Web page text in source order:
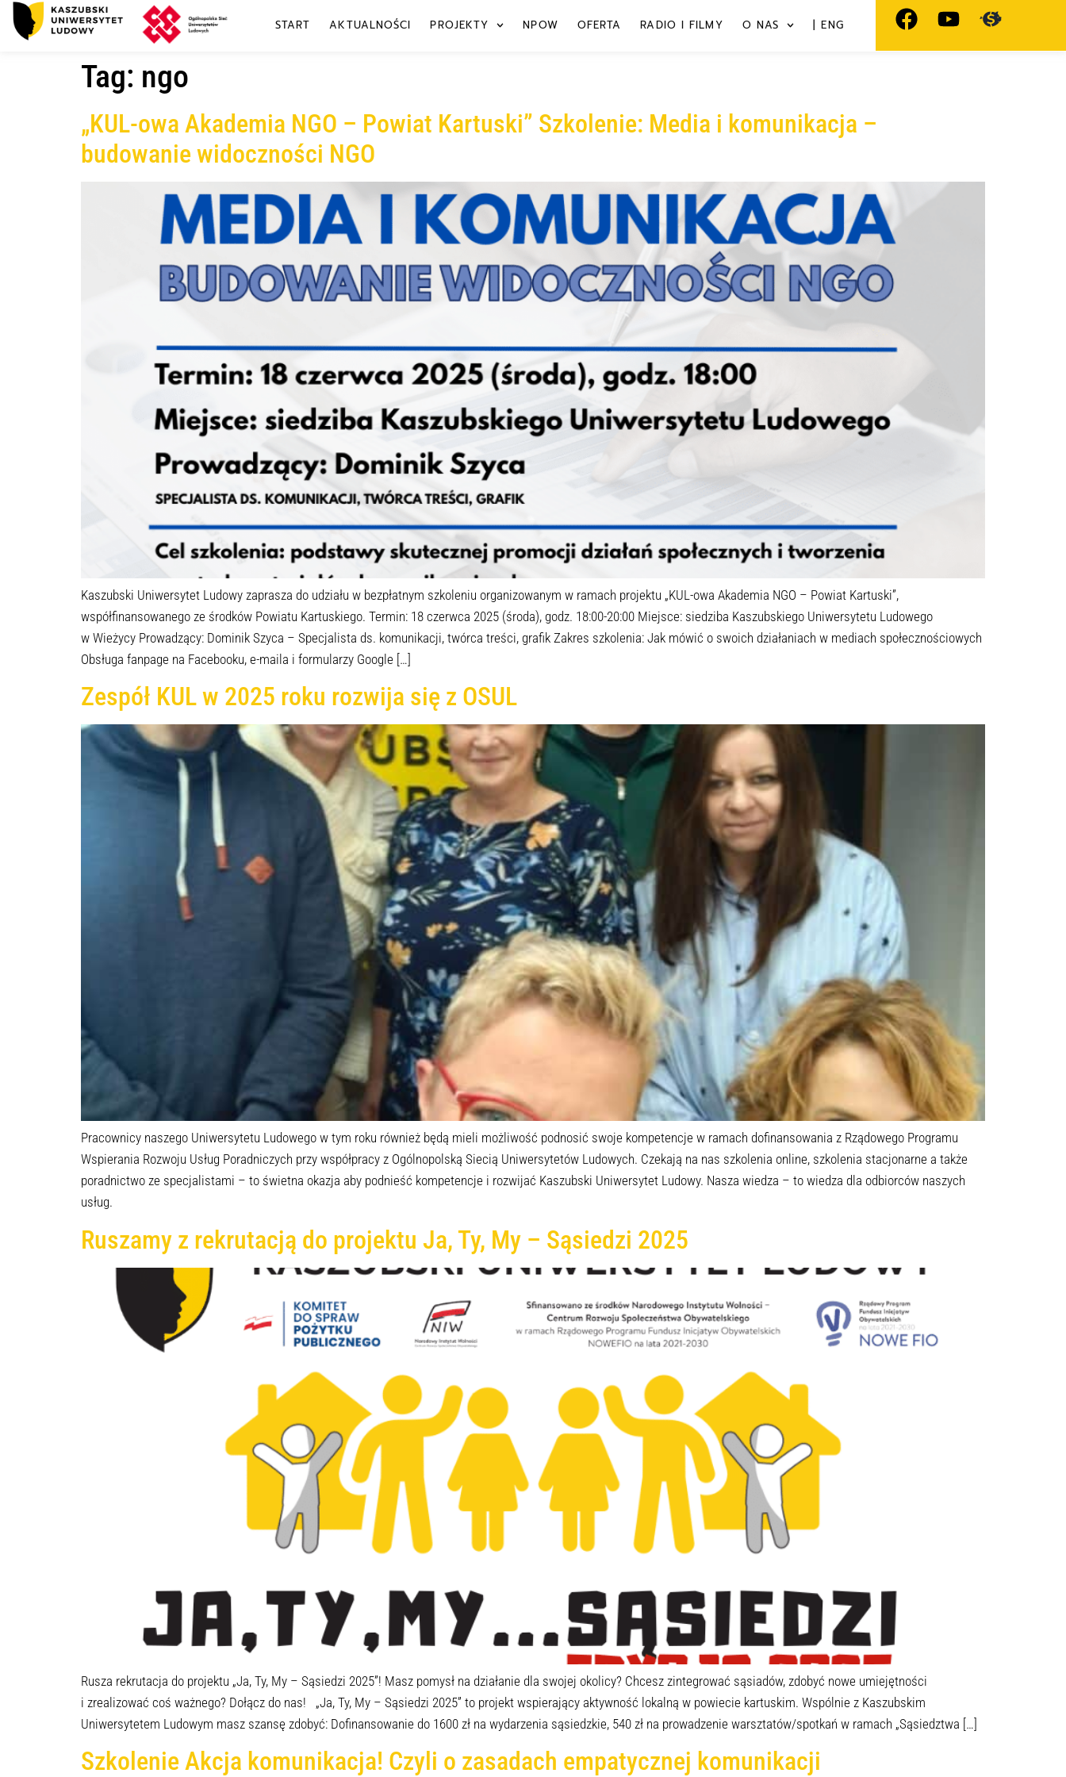
START AKTUALNOŚCI PROJEKTY NPOW OFERTA RADIO I FILMY O NAS | ENG
Tag: ngo
„KUL-owa Akademia NGO – Powiat Kartuski” Szkolenie: Media i komunikacja –
budowanie widoczności NGO
Kaszubski Uniwersytet Ludowy zaprasza do udziału w bezpłatnym szkoleniu organizowanym w ramach projektu „KUL-owa Akademia NGO – Powiat Kartuski”,
współfinansowanego ze środków Powiatu Kartuskiego. Termin: 18 czerwca 2025 (środa), godz. 18:00-20:00 Miejsce: siedziba Kaszubskiego Uniwersytetu Ludowego
w Wieżycy Prowadzący: Dominik Szyca – Specjalista ds. komunikacji, twórca treści, grafik Zakres szkolenia: Jak mówić o swoich działaniach w mediach społecznościowych
Obsługa fanpage na Facebooku, e-maila i formularzy Google […]
Zespół KUL w 2025 roku rozwija się z OSUL
Pracownicy naszego Uniwersytetu Ludowego w tym roku również będą mieli możliwość podnosić swoje kompetencje w ramach dofinansowania z Rządowego Programu
Wspierania Rozwoju Usług Poradniczych przy współpracy z Ogólnopolską Siecią Uniwersytetów Ludowych. Czekają na nas szkolenia online, szkolenia stacjonarne a także
poradnictwo ze specjalistami – to świetna okazja aby podnieść kompetencje i rozwijać Kaszubski Uniwersytet Ludowy. Nasza wiedza – to wiedza dla odbiorców naszych
usług.
Ruszamy z rekrutacją do projektu Ja, Ty, My – Sąsiedzi 2025
Rusza rekrutacja do projektu „Ja, Ty, My – Sąsiedzi 2025”! Masz pomysł na działanie dla swojej okolicy? Chcesz zintegrować sąsiadów, zdobyć nowe umiejętności
i zrealizować coś ważnego? Dołącz do nas! „Ja, Ty, My – Sąsiedzi 2025” to projekt wspierający aktywność lokalną w powiecie kartuskim. Wspólnie z Kaszubskim
Uniwersytetem Ludowym masz szansę zdobyć: Dofinansowanie do 1600 zł na wydarzenia sąsiedzkie, 540 zł na prowadzenie warsztatów/spotkań w ramach „Sąsiedztwa […]
Szkolenie Akcja komunikacja! Czyli o zasadach empatycznej komunikacji